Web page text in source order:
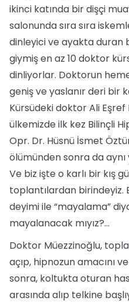
ikinci katında bir dişçi
salonunda sıra sıra
dinleyici ve ayakta duran
giymiş en az 10 doktor
dinliyorlar. Doktorun
geniş ve yaslanır deri bir
Kürsüdeki doktor Ali Eşref
ülkemizde ilk kez Bilinçli
Opr. Dr. Hüsnü İsmet
ölümünden sonra da aynı
Ve biz işte o karlı bir kış
toplantılardan birindeyiz.
deyimi ile “mayalama”
mayalanacak mıyız?...
Doktor Müezzinoğlu,
açıp, hipnozun amacını
sonra, koltukta oturan
arasında alıp telkine